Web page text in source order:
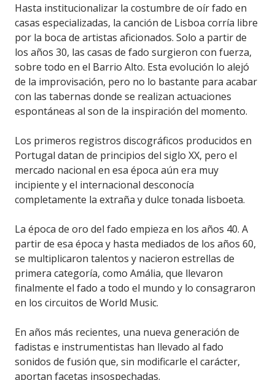
Hasta institucionalizar la costumbre de oír fado en
casas especializadas, la canción de Lisboa corría libre
por la boca de artistas aficionados. Solo a partir de
los años 30, las casas de fado surgieron con fuerza,
sobre todo en el Barrio Alto. Esta evolución lo alejó
de la improvisación, pero no lo bastante para acabar
con las tabernas donde se realizan actuaciones
espontáneas al son de la inspiración del momento.
Los primeros registros discográficos producidos en
Portugal datan de principios del siglo XX, pero el
mercado nacional en esa época aún era muy
incipiente y el internacional desconocía
completamente la extraña y dulce tonada lisboeta.
La época de oro del fado empieza en los años 40. A
partir de esa época y hasta mediados de los años 60,
se multiplicaron talentos y nacieron estrellas de
primera categoría, como Amália, que llevaron
finalmente el fado a todo el mundo y lo consagraron
en los circuitos de World Music.
En años más recientes, una nueva generación de
fadistas e instrumentistas han llevado al fado
sonidos de fusión que, sin modificarle el carácter,
aportan facetas insospechadas.